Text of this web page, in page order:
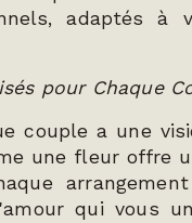
adaptés à
pour Chaque
couple a une
une fleur offre
qui vous